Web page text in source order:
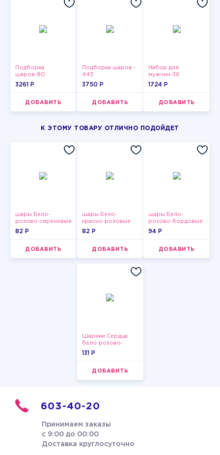
Подборка
шаров-80
3261 P
ДОБАВИТЬ
Подборка шаров -
443
3750 P
ДОБАВИТЬ
Набор для
мужчин-36
1724 P
ДОБАВИТЬ
К ЭТОМУ ТОВАРУ ОТЛИЧНО ПОДОЙДЕТ
шары Бело-
розово-сиреневые
пастельные
82 P
ДОБАВИТЬ
шары Бело-
красно-розовые
пастельные
82 P
ДОБАВИТЬ
шары Бело-
розово-бордовые
металлик
94 P
ДОБАВИТЬ
Шарики Сердца
бело-розово-
красные
131 P
ДОБАВИТЬ
603-40-20
Принимаем заказы
с 9:00 до 00:00
Доставка круглосуточно